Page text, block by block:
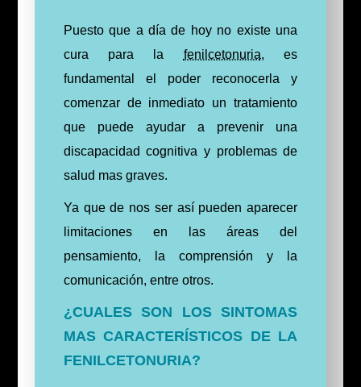
Puesto que a día de hoy no existe una
cura para la fenilcetonuria, es
fundamental el poder reconocerla y
comenzar de inmediato un tratamiento
que puede ayudar a prevenir una
discapacidad cognitiva y problemas de
salud mas graves.
Ya que de nos ser así pueden aparecer
limitaciones en las áreas del
pensamiento, la comprensión y la
comunicación, entre otros.
¿CUALES SON LOS SINTOMAS
MAS CARACTERÍSTICOS DE LA
FENILCETONURIA?